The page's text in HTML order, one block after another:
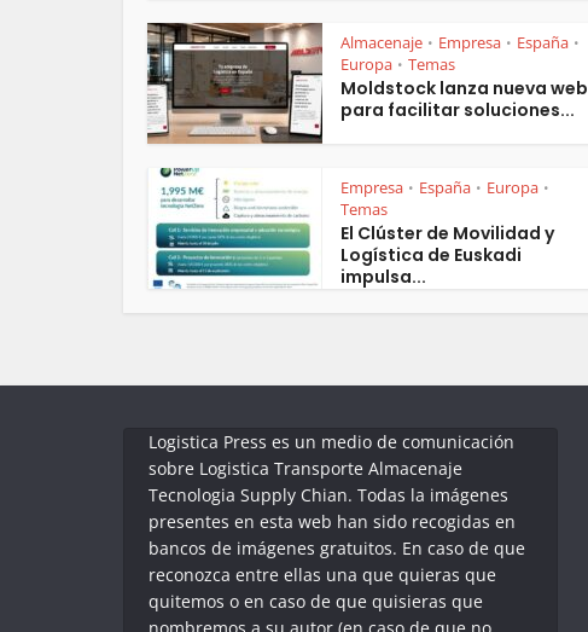
Almacenaje • Empresa • España •
Europa • Temas
Moldstock lanza nueva web
para facilitar soluciones...
Empresa • España • Europa •
Temas
El Clúster de Movilidad y
Logística de Euskadi
impulsa...
Logistica Press es un medio de comunicación
sobre Logistica Transporte Almacenaje
Tecnologia Supply Chian. Todas la imágenes
presentes en esta web han sido recogidas en
bancos de imágenes gratuitos. En caso de que
reconozca entre ellas una que quieras que
quitemos o en caso de que quisieras que